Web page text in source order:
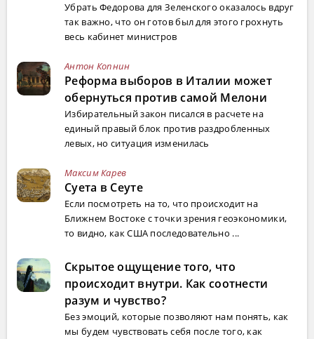
Убрать Федорова для Зеленского оказалось вдруг
так важно, что он готов был для этого грохнуть
весь кабинет министров
Антон Копнин
Реформа выборов в Италии может
обернуться против самой Мелони
Избирательный закон писался в расчете на
единый правый блок против раздробленных
левых, но ситуация изменилась
Максим Карев
Суета в Сеуте
Если посмотреть на то, что происходит на
Ближнем Востоке с точки зрения геоэкономики,
то видно, как США последовательно ...
Скрытое ощущение того, что
происходит внутри. Как соотнести
разум и чувство?
Без эмоций, которые позволяют нам понять, как
мы будем чувствовать себя после того, как